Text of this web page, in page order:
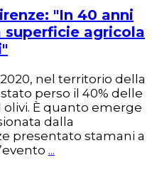
"In 40 anni
superficie agricola
nel territorio della
perso il 40% delle
È quanto emerge
dalla
presentato stamani a
...